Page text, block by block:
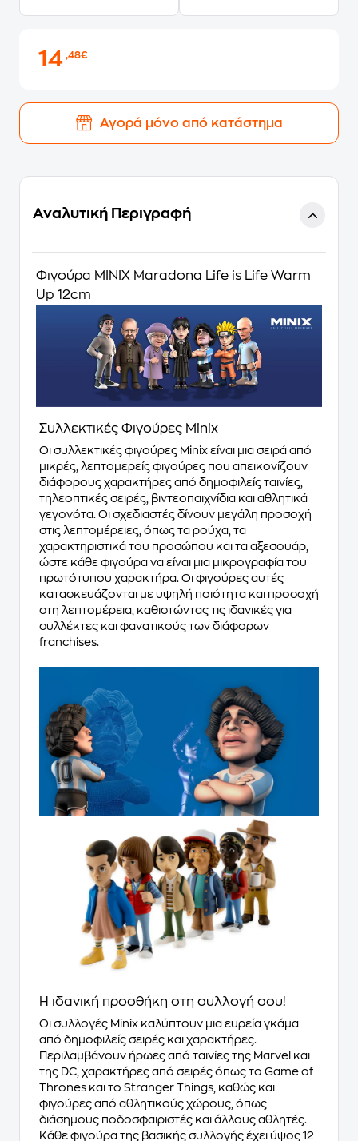
14,48€
Αγορά μόνο από κατάστημα
Αναλυτική Περιγραφή
Φιγούρα MINIX Maradona Life is Life Warm
Up 12cm
Συλλεκτικές Φιγούρες Minix
Οι συλλεκτικές φιγούρες Minix είναι μια σειρά από
μικρές, λεπτομερείς φιγούρες που απεικονίζουν
διάφορους χαρακτήρες από δημοφιλείς ταινίες,
τηλεοπτικές σειρές, βιντεοπαιχνίδια και αθλητικά
γεγονότα. Οι σχεδιαστές δίνουν μεγάλη προσοχή
στις λεπτομέρειες, όπως τα ρούχα, τα
χαρακτηριστικά του προσώπου και τα αξεσουάρ,
ώστε κάθε φιγούρα να είναι μια μικρογραφία του
πρωτότυπου χαρακτήρα. Οι φιγούρες αυτές
κατασκευάζονται με υψηλή ποιότητα και προσοχή
στη λεπτομέρεια, καθιστώντας τις ιδανικές για
συλλέκτες και φανατικούς των διάφορων
franchises.
Η ιδανική προσθήκη στη συλλογή σου!
Οι συλλογές Minix καλύπτουν μια ευρεία γκάμα
από δημοφιλείς σειρές και χαρακτήρες.
Περιλαμβάνουν ήρωες από ταινίες της Marvel και
της DC, χαρακτήρες από σειρές όπως το Game of
Thrones και το Stranger Things, καθώς και
φιγούρες από αθλητικούς χώρους, όπως
διάσημους ποδοσφαιριστές και άλλους αθλητές.
Κάθε φιγούρα της βασικής συλλογής έχει ύψος 12